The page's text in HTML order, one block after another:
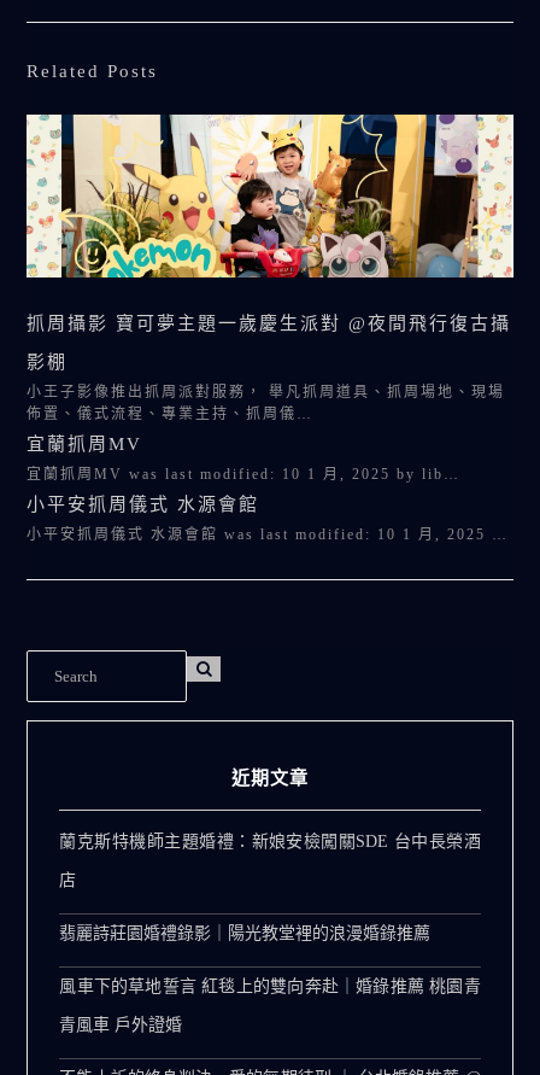
Related Posts
抓周攝影 寶可夢主題一歲慶生派對 @夜間飛行復古攝
影棚
小王子影像推出抓周派對服務， 舉凡抓周道具、抓周場地、現場
佈置、儀式流程、專業主持、抓周儀…
宜蘭抓周MV
宜蘭抓周MV was last modified: 10 1 月, 2025 by lib…
小平安抓周儀式 水源會館
小平安抓周儀式 水源會館 was last modified: 10 1 月, 2025 …
近期文章
蘭克斯特機師主題婚禮：新娘安檢闖關SDE 台中長榮酒
店
翡麗詩莊園婚禮錄影｜陽光教堂裡的浪漫婚錄推薦
風車下的草地誓言 紅毯上的雙向奔赴｜婚錄推薦 桃園青
青風車 戶外證婚